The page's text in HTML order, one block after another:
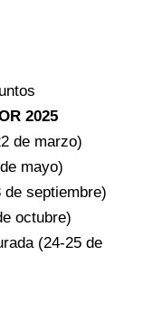
2025
de marzo)
mayo)
septiembre)
octubre)
(24-25 de